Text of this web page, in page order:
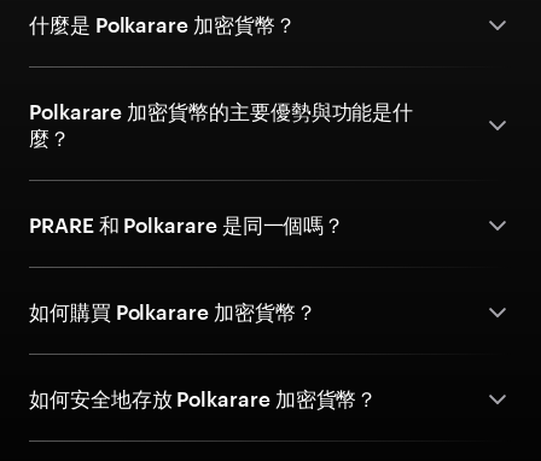
什麼是 Polkarare 加密貨幣？
Polkarare 加密貨幣的主要優勢與功能是什
麼？
PRARE 和 Polkarare 是同一個嗎？
如何購買 Polkarare 加密貨幣？
如何安全地存放 Polkarare 加密貨幣？